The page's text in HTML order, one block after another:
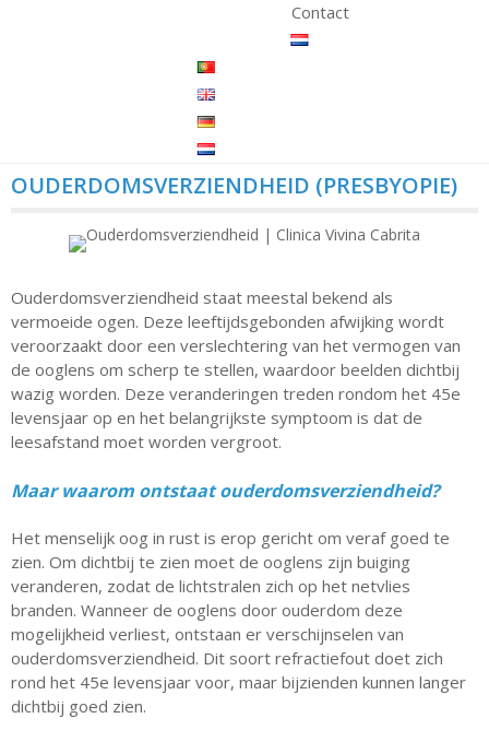
Contact
OUDERDOMSVERZIENDHEID (PRESBYOPIE)
Ouderdomsverziendheid staat meestal bekend als
vermoeide ogen. Deze leeftijdsgebonden afwijking wordt
veroorzaakt door een verslechtering van het vermogen van
de ooglens om scherp te stellen, waardoor beelden dichtbij
wazig worden. Deze veranderingen treden rondom het 45e
levensjaar op en het belangrijkste symptoom is dat de
leesafstand moet worden vergroot.
Maar waarom ontstaat ouderdomsverziendheid?
Het menselijk oog in rust is erop gericht om veraf goed te
zien. Om dichtbij te zien moet de ooglens zijn buiging
veranderen, zodat de lichtstralen zich op het netvlies
branden. Wanneer de ooglens door ouderdom deze
mogelijkheid verliest, ontstaan er verschijnselen van
ouderdomsverziendheid. Dit soort refractiefout doet zich
rond het 45e levensjaar voor, maar bijzienden kunnen langer
dichtbij goed zien.